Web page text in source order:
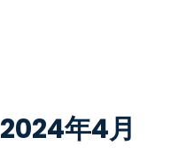
2024年4月